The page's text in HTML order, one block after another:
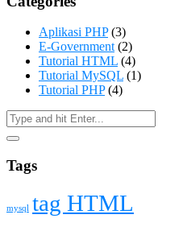
Aplikasi PHP(3)
E-Government (2)
Tutorial HTML (4)
Tutorial MySQL (1)
Tutorial PHP(4)
Tags
mysql tag HTML